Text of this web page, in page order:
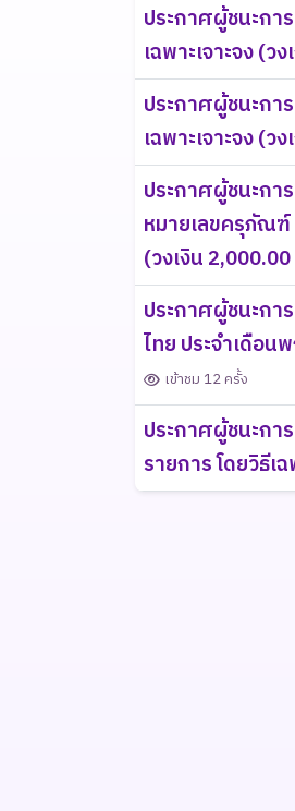
ประกาศผู้ชนะกา
เฉพาะเจาะจง (ว
ประกาศผู้ชนะกา
เฉพาะเจาะจง (ว
ประกาศผู้ชนะกา
หมายเลขครุภัณฑ์
(วงเงิน
ประกาศผู้ชนะกา
ไทย ประจำเดือน
เข้าชม 12 ครั้ง
ประกาศผู้ชนะกา
รายการ โดยวิธีเ